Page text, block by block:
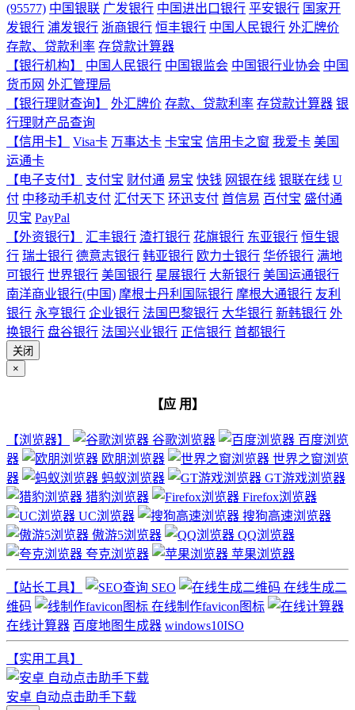
(95577) 中国银联 广发银行 中国进出口银行 平安银行 国家开
发银行 浦发银行 浙商银行 恒丰银行 中国人民银行 外汇牌价
存款、贷款利率 存贷款计算器
【银行机构】
中国人民银行 中国银监会 中国银行业协会 中国
货币网 外汇管理局
【银行理财查询】
外汇牌价 存款、贷款利率 存贷款计算器 银
行理财产品查询
【信用卡】
Visa卡 万事达卡 卡宝宝 信用卡之窗 我爱卡 美国
运通卡
【电子支付】
支付宝 财付通 易宝 快钱 网银在线 银联在线 U
付 中移动手机支付 汇付天下 环迅支付 首信易 百付宝 盛付通
贝宝 PayPal
【外资银行】
汇丰银行 渣打银行 花旗银行 东亚银行 恒生银
行 瑞士银行 德意志银行 韩亚银行 欧力士银行 华侨银行 满地
可银行 世界银行 美国银行 星展银行 大新银行 美国运通银行
南洋商业银行(中国) 摩根士丹利国际银行 摩根大通银行 友利
银行 永亨银行 企业银行 法国巴黎银行 大华银行 新韩银行 外
换银行 盘谷银行 法国兴业银行 正信银行 首都银行
关闭
×
【应 用】
【浏览器】 谷歌浏览器
百度浏览
器
欧朋浏览器
世界之窗浏览
器
蚂蚁浏览器
GT游戏浏览器
猎豹浏览器
Firefox浏览器
UC浏览器
搜狗高速浏览器
傲游5浏览器
QQ浏览器
夸克浏览器
苹果浏览器
【站长工具】 SEO
在线生成二
维码
在线制作favicon图标
在线计算器 百度地图生成器 windows10ISO
【实用工具】
安卓 自动点击助手下载